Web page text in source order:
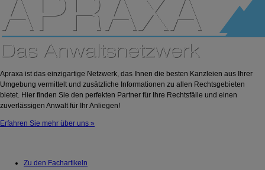
Apraxa ist das einzigartige Netzwerk, das Ihnen die besten Kanzleien aus Ihrer
Umgebung vermittelt und zusätzliche Informationen zu allen Rechtsgebieten
bietet. Hier finden Sie den perfekten Partner für Ihre Rechtsfälle und einen
zuverlässigen Anwalt für Ihr Anliegen!
Erfahren Sie mehr über uns »
Zu den Fachartikeln